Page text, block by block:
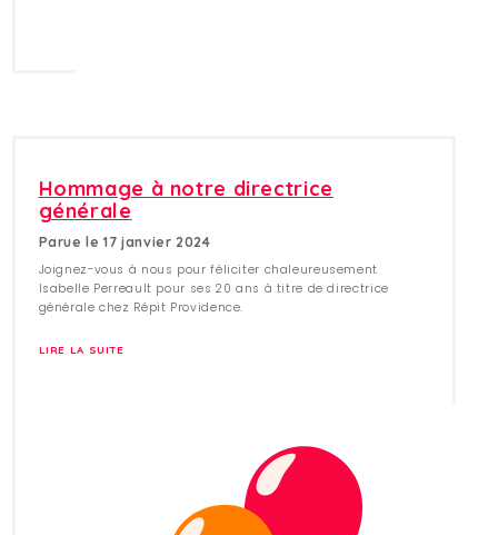
Hommage à notre directrice
générale
Parue le 17 janvier 2024
Joignez-vous à nous pour féliciter chaleureusement
Isabelle Perreault pour ses 20 ans à titre de directrice
générale chez Répit Providence.
LIRE LA SUITE